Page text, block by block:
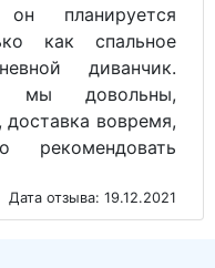
планируется
как спальное
диванчик.
мы довольны,
доставка вовремя,
рекомендовать
Дата отзыва: 19.12.2021